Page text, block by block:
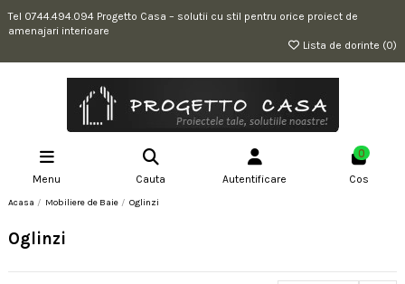
Tel 0744.494.094 Progetto Casa – solutii cu stil pentru orice proiect de
amenajari interioare
Lista de dorinte (0)
Menu Cauta Autentificare
0
Cos
Acasa Mobiliere de Baie Oglinzi
Oglinzi